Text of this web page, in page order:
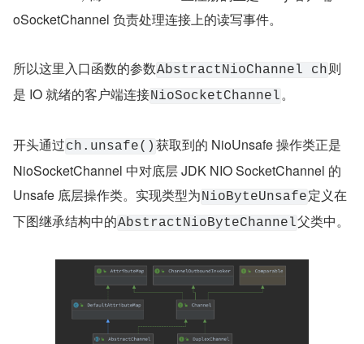
                unsafe.read();
            unsafe.close(unsafe.voidPromise());
        }
}
这里需要重点强调的是，当前的执行线程现在已经变成了 S
ub Reactor，而 Sub Reactor 上注册的正是 netty 客户端 Ni
oSocketChannel 负责处理连接上的读写事件。
所以这里入口函数的参数AbstractNioChannel ch